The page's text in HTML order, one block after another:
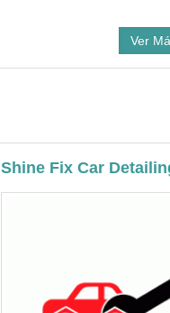
Ver
Shine Fix Car